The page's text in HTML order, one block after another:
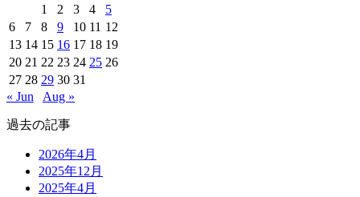
1
2 3 4
5
6
7 8 9 10 11 12
13 14 15 16 17 18 19
20 21 22 23 24 25 26
27 28 29 30 31
« Jun
Aug »
過去の記事
2026年4月
2025年12月
2025年4月